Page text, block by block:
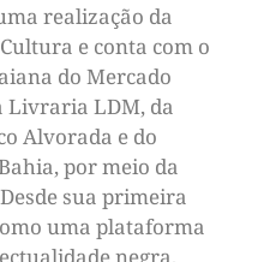
realização da
e conta com o
do Mercado
Livraria LDM, da
Alvorada e do
por meio da
sua primeira
uma plataforma
negra,